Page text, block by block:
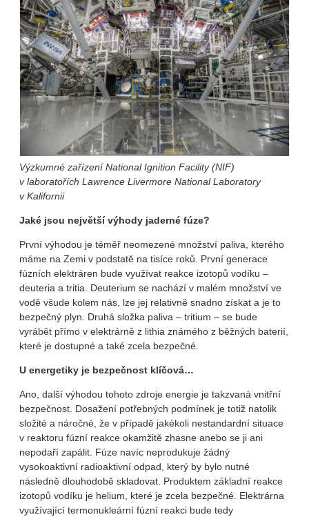
Výzkumné zařízení National Ignition Facility (NIF)
v laboratořích Lawrence Livermore National Laboratory
v Kalifornii
Jaké jsou největší výhody jaderné fúze?
První výhodou je téměř neomezené množství paliva, kterého
máme na Zemi v podstatě na tisíce roků. První generace
fúzních elektráren bude využívat reakce izotopů vodíku –
deuteria a tritia. Deuterium se nachází v malém množství ve
vodě všude kolem nás, lze jej relativně snadno získat a je to
bezpečný plyn. Druhá složka paliva – tritium – se bude
vyrábět přímo v elektrárně z lithia známého z běžných baterií,
které je dostupné a také zcela bezpečné.
U energetiky je bezpečnost klíčová…
Ano, další výhodou tohoto zdroje energie je takzvaná vnitřní
bezpečnost. Dosažení potřebných podmínek je totiž natolik
složité a náročné, že v případě jakékoli nestandardní situace
v reaktoru fúzní reakce okamžitě zhasne anebo se ji ani
nepodaří zapálit. Fúze navíc neprodukuje žádný
vysokoaktivní radioaktivní odpad, který by bylo nutné
následně dlouhodobě skladovat. Produktem základní reakce
izotopů vodíku je helium, které je zcela bezpečné. Elektrárna
využívající termonukleární fúzní reakci bude tedy